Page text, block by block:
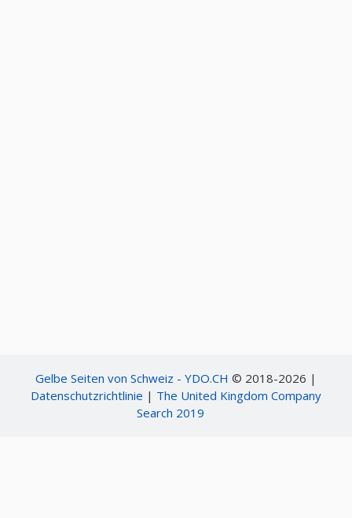
Gelbe Seiten von Schweiz - YDO.CH © 2018-2026 |
Datenschutzrichtlinie | The United Kingdom Company
Search 2019